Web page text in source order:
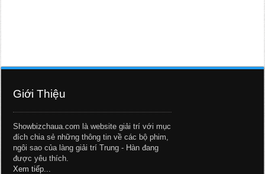
Giới Thiệu
Showbizchaua.com là website giải trí với mục
đích chia sẻ những thông tin về các bộ phim,
ngôi sao của làng giải trí Trung - Hàn đang
được yêu thích.
Xem tiếp...